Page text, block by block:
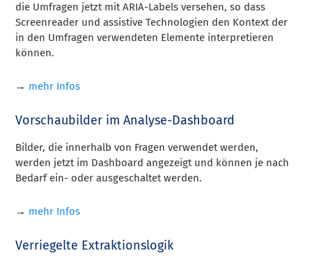
die Umfragen jetzt mit ARIA-Labels versehen, so dass
Screenreader und assistive Technologien den Kontext der
in den Umfragen verwendeten Elemente interpretieren
können.
→ mehr Infos
Vorschaubilder im Analyse-Dashboard
Bilder, die innerhalb von Fragen verwendet werden,
werden jetzt im Dashboard angezeigt und können je nach
Bedarf ein- oder ausgeschaltet werden.
→ mehr Infos
Verriegelte Extraktionslogik